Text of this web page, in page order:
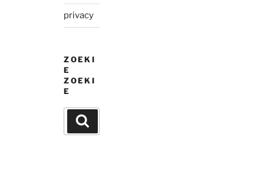
privacy
ZOEKI
E
ZOEKI
E
Search
for: